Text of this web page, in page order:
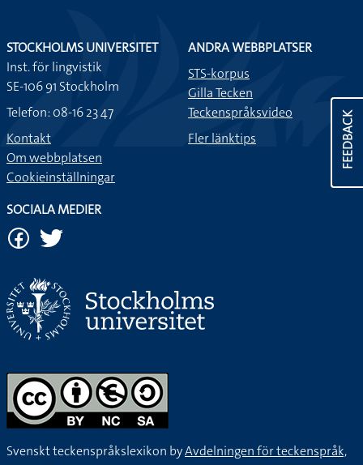
FEEDBACK
STOCKHOLMS UNIVERSITET
Inst. för lingvistik
SE-106 91 Stockholm
Telefon: 08-16 23 47
Kontakt
Om webbplatsen
Cookieinställningar
ANDRA WEBBPLATSER
STS-korpus
Gilla Tecken
Teckenspråksvideo
Fler länktips
SOCIALA MEDIER
Svenskt teckenspråkslexikon byAvdelningen för teckenspråk,